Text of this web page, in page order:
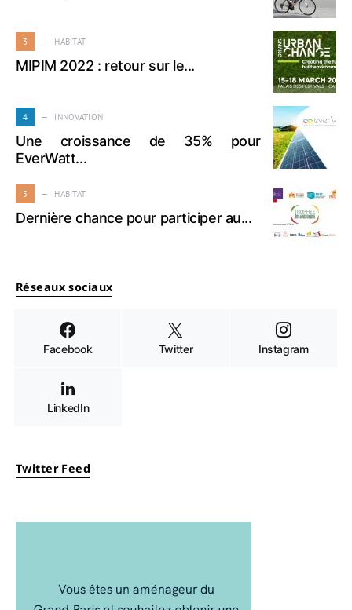
3 HABITAT
MIPIM 2022 : retour sur le...
4 INNOVATION
Une croissance de 35% pour
EverWatt...
5 HABITAT
Dernière chance pour participer au...
Réseaux sociaux
Facebook Twitter Instagram
LinkedIn
Twitter Feed